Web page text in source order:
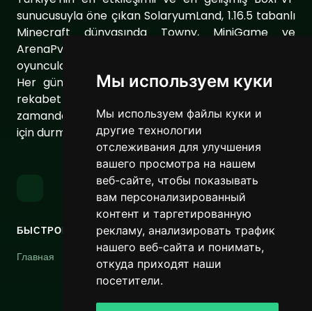
Мы используем куки
Мы используем файлы куки и
другие технологии
отслеживания для улучшения
вашего просмотра на нашем
веб-сайте, чтобы показывать
вам персонализированный
контент и таргетированную
рекламу, анализировать трафик
нашего веб-сайта и понимать,
откуда приходят наши
посетители.
sunucusuyla öne çıkan SolaryumLand, 1.16.5 tabanlı
Minecraft dünyasında Towny, MiniGame ve
ArenaPvP gibi farklı sunucu modları ile
oyuncularımıza eşsiz bir oyun deneyimi sunuyor.
Her gün sunucumuzu geliştirerek oyuncularımıza
rekabet dolu ve keyifli bir ortam sağlıyoruz. Aynı
zamanda topluluğumuzu daha da güçlendirmek
için durmaksızın çalışıyoruz.
БЫСТРОЕ МЕНЮ
Главная
ССЫЛКИ
Условия использования
Политика